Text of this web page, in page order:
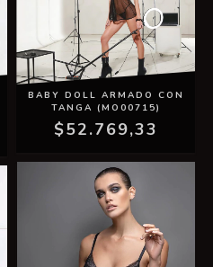
BABY DOLL ARMADO CON
TANGA (MO00715)
$52.769,33